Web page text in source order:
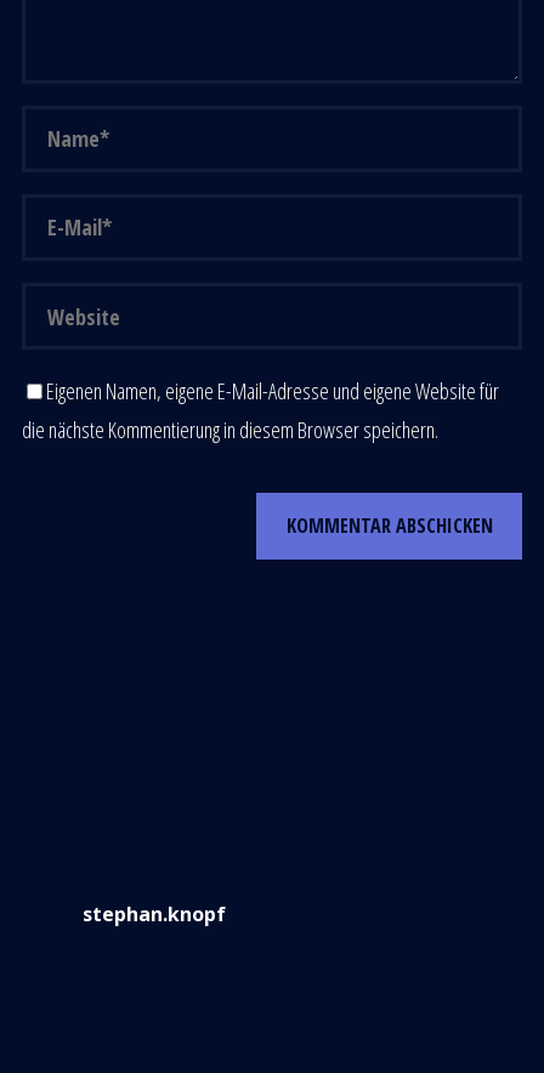
Eigenen Namen, eigene E-Mail-Adresse und eigene Website für
die nächste Kommentierung in diesem Browser speichern.
stephan.knopf